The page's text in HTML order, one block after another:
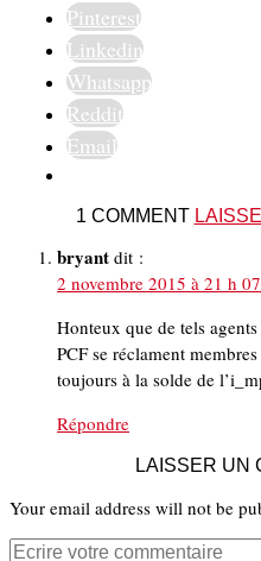
Pinterest
Linkedin
Whatsapp
Reddit
Email
1 COMMENT
bryant dit :
2 novembre 2015 à 21 h
Honteux que de tels
PCF se réclament
toujours à la solde de
Répondre
LAISSER UN
Your email address will not be